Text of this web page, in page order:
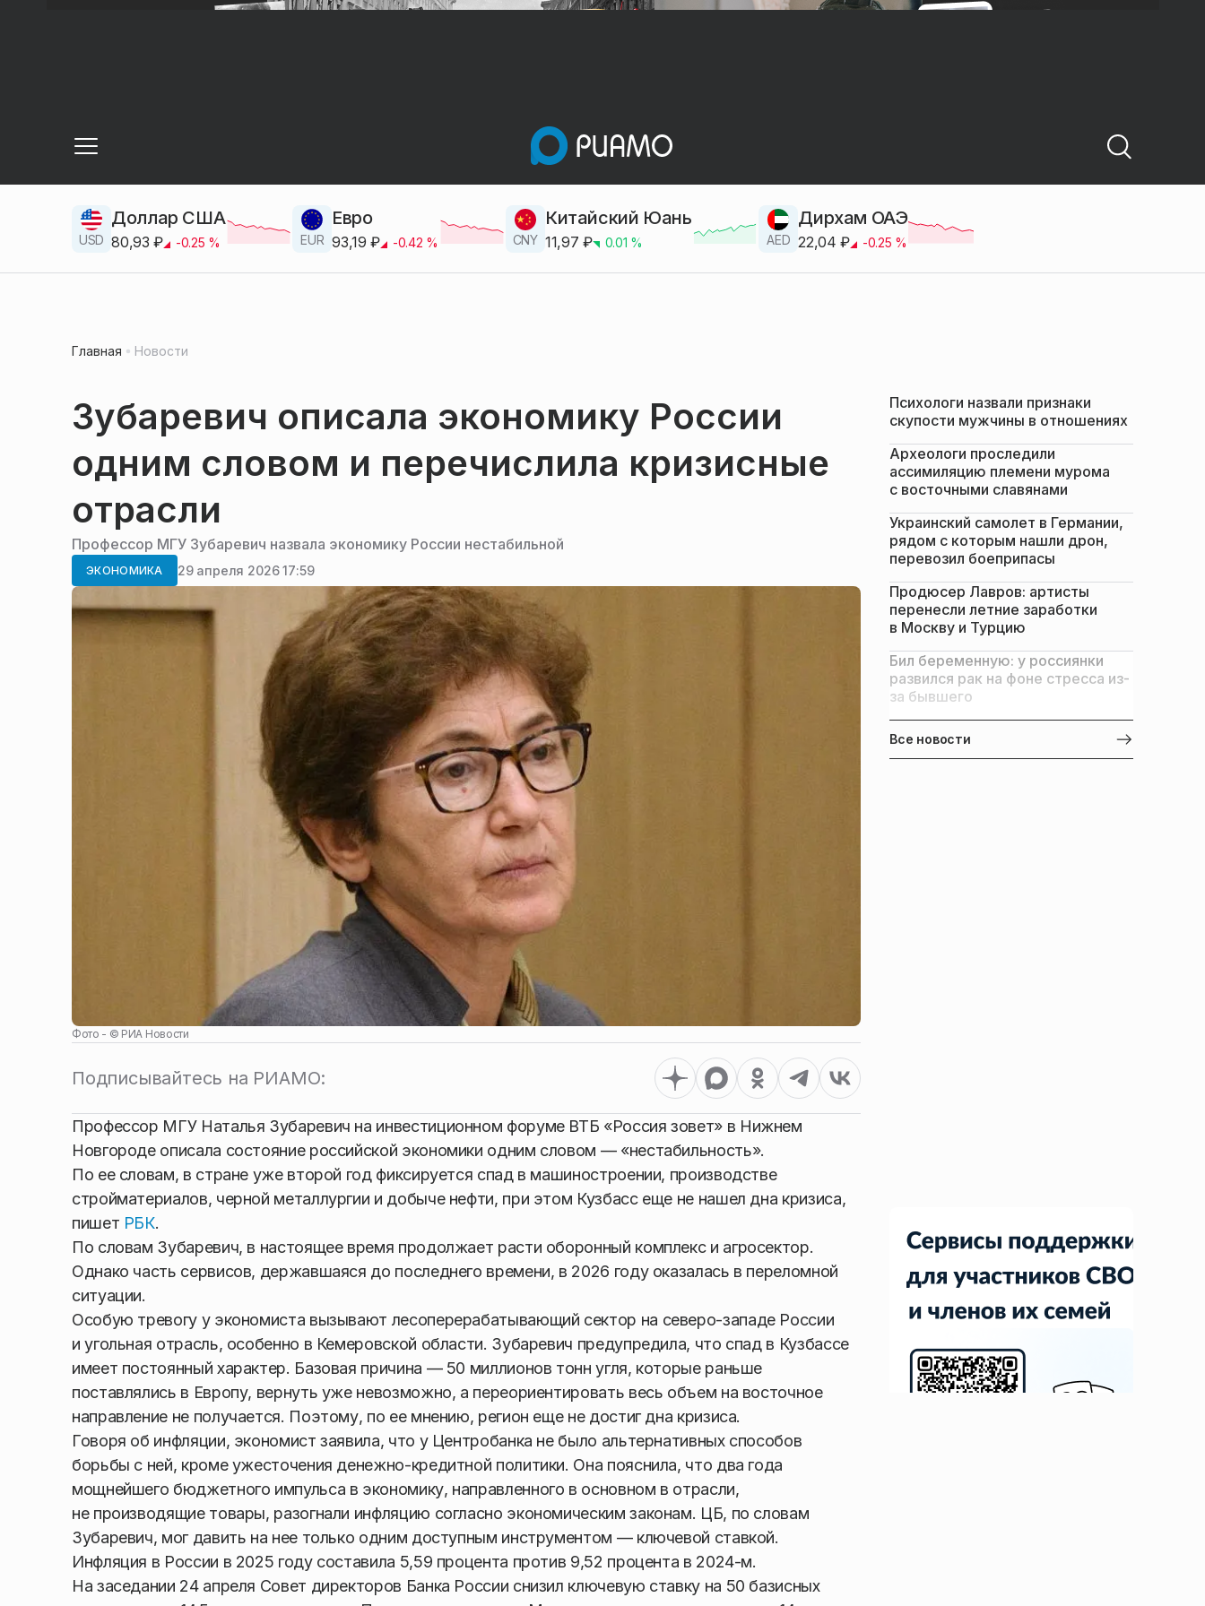
USD
Доллар США
80,93 ₽ -0.25 % EUR
Евро
93,19 ₽ -0.42 % CNY
Китайский Юань
11,97 ₽ 0.01 % AED
Дирхам ОАЭ
22,04 ₽ -0.25 %
Главная Новости
Зубаревич описала экономику России
одним словом и перечислила кризисные
отрасли
Профессор МГУ Зубаревич назвала экономику России нестабильной
ЭКОНОМИКА 29 апреля 2026 17:59
Фото - © РИА Новости
Подписывайтесь на РИАМО:
Профессор МГУ Наталья Зубаревич на инвестиционном форуме ВТБ «Россия зовет» в Нижнем
Новгороде описала состояние российской экономики одним словом — «нестабильность».
По ее словам, в стране уже второй год фиксируется спад в машиностроении, производстве
стройматериалов, черной металлургии и добыче нефти, при этом Кузбасс еще не нашел дна кризиса,
пишет РБК.
По словам Зубаревич, в настоящее время продолжает расти оборонный комплекс и агросектор.
Однако часть сервисов, державшаяся до последнего времени, в 2026 году оказалась в переломной
ситуации.
Особую тревогу у экономиста вызывают лесоперерабатывающий сектор на северо-западе России
и угольная отрасль, особенно в Кемеровской области. Зубаревич предупредила, что спад в Кузбассе
имеет постоянный характер. Базовая причина — 50 миллионов тонн угля, которые раньше
поставлялись в Европу, вернуть уже невозможно, а переориентировать весь объем на восточное
направление не получается. Поэтому, по ее мнению, регион еще не достиг дна кризиса.
Говоря об инфляции, экономист заявила, что у Центробанка не было альтернативных способов
борьбы с ней, кроме ужесточения денежно-кредитной политики. Она пояснила, что два года
мощнейшего бюджетного импульса в экономику, направленного в основном в отрасли,
не производящие товары, разогнали инфляцию согласно экономическим законам. ЦБ, по словам
Зубаревич, мог давить на нее только одним доступным инструментом — ключевой ставкой.
Инфляция в России в 2025 году составила 5,59 процента против 9,52 процента в 2024-м.
На заседании 24 апреля Совет директоров Банка России снизил ключевую ставку на 50 базисных
Психологи назвали признаки
скупости мужчины в отношениях
Археологи проследили
ассимиляцию племени мурома
с восточными славянами
Украинский самолет в Германии,
рядом с которым нашли дрон,
перевозил боеприпасы
Продюсер Лавров: артисты
перенесли летние заработки
в Москву и Турцию
Бил беременную: у россиянки
развился рак на фоне стресса из-
за бывшего
Все новости